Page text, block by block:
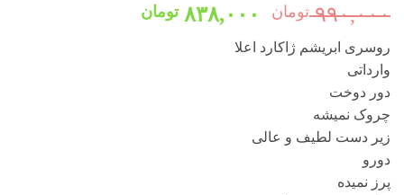
۹۹۰,۰۰۰ تومان
قیمت
اصلی:
۸۳۸,۰۰۰ تومان
روسری ابریشم ژاکارد اعلا
وارداتی
دور دوخت
چروک نمیشه
زیر دست لطیف و عالی
دورو
پرز نمیده